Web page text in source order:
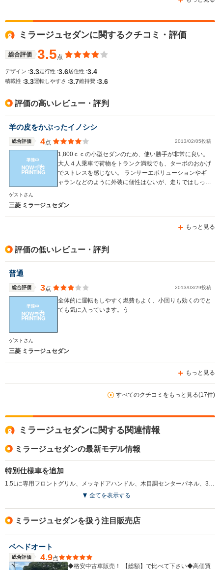
WLTCモード
燃費
ミラージュセダンに関するクチコミ・評価
総合評価 3.5点
デザイン :3.3走行性 :3.6 居住性 :3.4
積載性 :3.3運転しやすさ :3.7維持費 :3.6
評価の高いレビュー・評判
羊の皮をかぶったイノシシ
総合評価 4点 2013/02/05投稿
1,800ｃｃの小型セダンのため、使い勝手が非常に良い。
大人４人乗車で荷物をトランク満載でも、ターボのおかげ
でストレスを感じない。 ランサーエボリューションやギ
ャランなどのように外装に個性はないが、走りではしっか
ボ車の割には低燃費だと思う。
ゲストさん
三菱 ミラージュセダン
もっと見る
評価の低いレビュー・評判
普通
総合評価 3点 2013/03/29投稿
全体的に運転もしやすく燃費もよく、小回りも効くのでと
ても気に入っています。う
ゲストさん
三菱 ミラージュセダン
もっと見る
すべてのクチコミをもっと見る(17件)
ミラージュセダンに関する関連情報
ミラージュセダンの最新モデル情報
特別仕様車を追加
全てを表示する
ミラージュセダンを扱う注目販売店
ベヘドオート
総合評価 4.9点
◆格安中古車販売！ 【総額】で比べて下さい◆高価買